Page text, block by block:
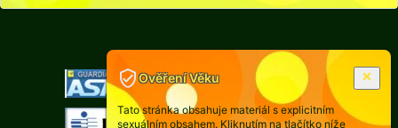
]
Ověření Věku
Tato stránka obsahuje materiál s explicitním
sexuálním obsahem. Kliknutím na tlačítko níže